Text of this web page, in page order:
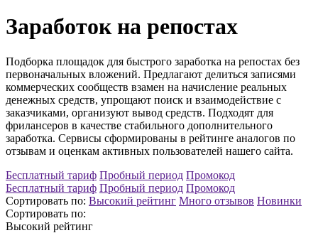
Заработок на репостах
Подборка площадок для быстрого заработка на репостах без
первоначальных вложений. Предлагают делиться записями
коммерческих сообществ взамен на начисление реальных
денежных средств, упрощают поиск и взаимодействие с
заказчиками, организуют вывод средств. Подходят для
фрилансеров в качестве стабильного дополнительного
заработка. Сервисы сформированы в рейтинге аналогов по
отзывам и оценкам активных пользователей нашего сайта.
Бесплатный тариф Пробный период Промокод
Бесплатный тариф Пробный период Промокод
Сортировать по: Высокий рейтинг Много отзывов Новинки
Сортировать по:
Высокий рейтинг